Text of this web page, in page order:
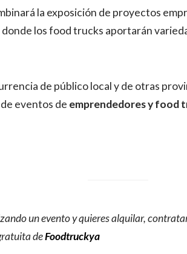
la exposición de proyectos
donde los food trucks aportarán
de público local y de otras
eventos de emprendedores y food
un evento y quieres alquilar,
deFoodtruckya